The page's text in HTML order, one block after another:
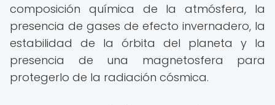
composición química de la atmósfera, la
presencia de gases de efecto invernadero, la
estabilidad de la órbita del planeta y la
presencia de una magnetosfera para
protegerlo de la radiación cósmica.